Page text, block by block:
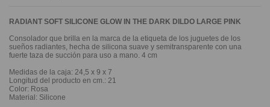
RADIANT SOFT SILICONE GLOW IN THE DARK DILDO LARGE PINK
Consolador que brilla en la marca de la etiqueta de los juguetes de los
sueños radiantes, hecha de silicona suave y semitransparente con una
fuerte taza de succión para uso a mano. 4 cm
Medidas de la caja: 24,5 x 9 x 7
Longitud del producto en cm.: 21
Color: Rosa
Material: Silicone